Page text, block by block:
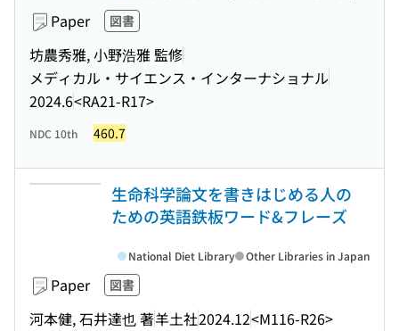
Paper 図書
坊農秀雅, 小野浩雅 監修
メディカル・サイエンス・インターナショナル
2024.6<RA21-R17>
NDC 10th 460.7
生命科学論文を書きはじめる人の
ための英語鉄板ワード&フレーズ
Paper 図書
河本健, 石井達也 著羊土社2024.12<M116-R26>
National Diet Library Other Libraries in Japan